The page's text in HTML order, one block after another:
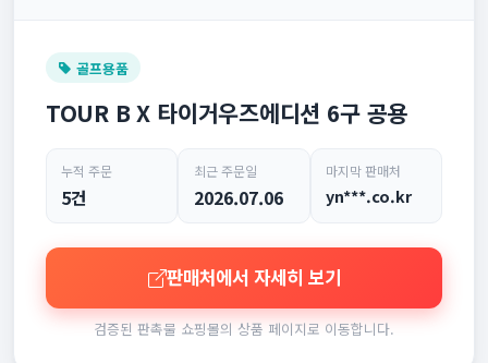
골프용품
TOUR B X 타이거우즈에디션 6구 공용
누적 주문
5건
최근 주문일
2026.07.06
마지막 판매처
yn***.co.kr
판매처에서 자세히 보기
검증된 판촉물 쇼핑몰의 상품 페이지로 이동합니다.